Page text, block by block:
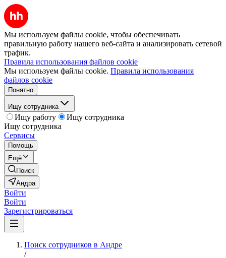
Мы используем файлы cookie, чтобы обеспечивать
правильную работу нашего веб-сайта и анализировать сетевой
трафик.
Правила использования файлов cookie
Мы используем файлы cookie. Правила использования
файлов cookie
Понятно
Ищу сотрудника
Ищу работу
Ищу сотрудника
Ищу сотрудника
Сервисы
Помощь
Ещё
Поиск
Андра
Войти
Войти
Зарегистрироваться
Поиск сотрудников в Андре
/